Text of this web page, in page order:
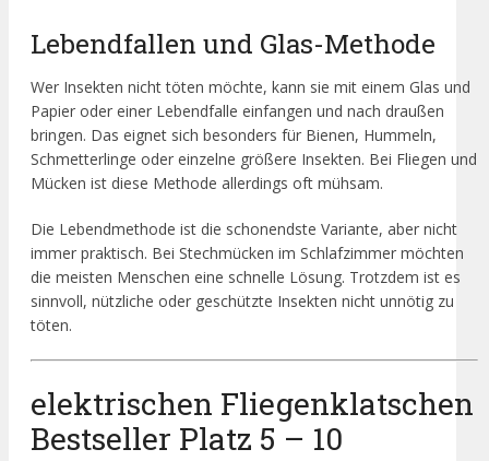
Lebendfallen und Glas-Methode
Wer Insekten nicht töten möchte, kann sie mit einem Glas und
Papier oder einer Lebendfalle einfangen und nach draußen
bringen. Das eignet sich besonders für Bienen, Hummeln,
Schmetterlinge oder einzelne größere Insekten. Bei Fliegen und
Mücken ist diese Methode allerdings oft mühsam.
Die Lebendmethode ist die schonendste Variante, aber nicht
immer praktisch. Bei Stechmücken im Schlafzimmer möchten
die meisten Menschen eine schnelle Lösung. Trotzdem ist es
sinnvoll, nützliche oder geschützte Insekten nicht unnötig zu
töten.
elektrischen Fliegenklatschen
Bestseller Platz 5 – 10